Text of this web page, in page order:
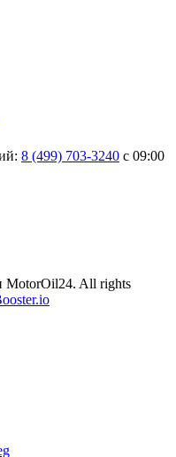
8 (499) 703-3240 с 09:00
MotorOil24. All rights